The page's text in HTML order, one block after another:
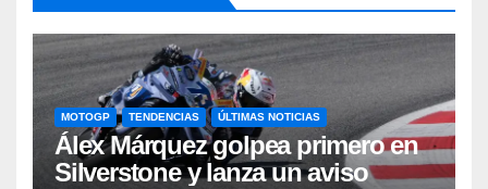
MOTOGP TENDENCIAS ÚLTIMAS NOTICIAS
Álex Márquez golpea primero en
Silverstone y lanza un aviso